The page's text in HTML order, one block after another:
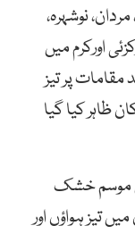
نوشہرہ،
اورکرم میں
پر تیز
ظاہر کیا گیا
موسم خشک
تیز ہواؤں اور